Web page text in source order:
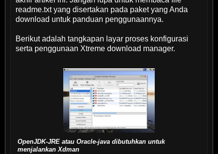
readme.txt yang disertakan pada paket yang Anda
download untuk panduan penggunaannya.
Berikut adalah tangkapan layar proses konfigurasi
serta penggunaan Xtreme download manager.
OpenJDK-JRE atau Oracle-java dibutuhkan untuk
menjalankan Xdman